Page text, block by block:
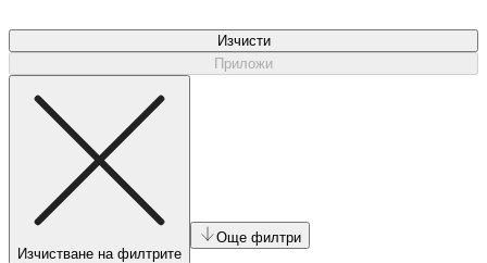
Изчисти
Приложи
Изчистване на филтрите
Още филтри